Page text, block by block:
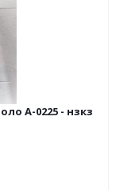
A-0225 - нзкз